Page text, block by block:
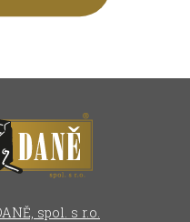
spol. s r.o.